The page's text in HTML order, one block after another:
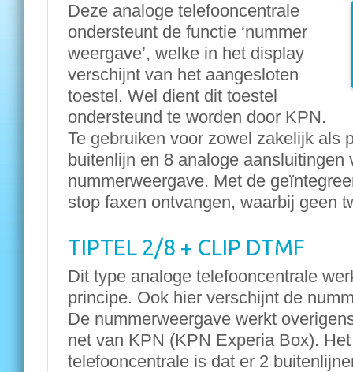
Deze analoge telefooncentrale
ondersteunt de functie ‘nummer
weergave’, welke in het display
verschijnt van het aangesloten
toestel. Wel dient dit toestel
ondersteund te worden door KPN.
Te gebruiken voor zowel zakelijk als
buitenlijn en 8 analoge aansluitingen
nummerweergave. Met de
stop faxen ontvangen, waarbij geen
TIPTEL 2/8 + CLIP DTMF
Dit type analoge telefooncentrale
principe. Ook hier verschijnt de
De nummerweergave werkt
net van KPN (KPN Experia Box).
telefooncentrale is dat er 2